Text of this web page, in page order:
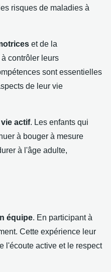
risques de maladies à
et de la
contrôler leurs
sont essentielles
de leur vie
actif. Les enfants qui
à bouger à mesure
à l'âge adulte,
équipe. En participant à
Cette expérience leur
l'écoute active et le respect